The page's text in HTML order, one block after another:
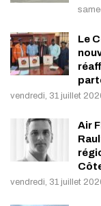
Le
vendredi, 31 juillet
Air
vendredi, 31 juillet